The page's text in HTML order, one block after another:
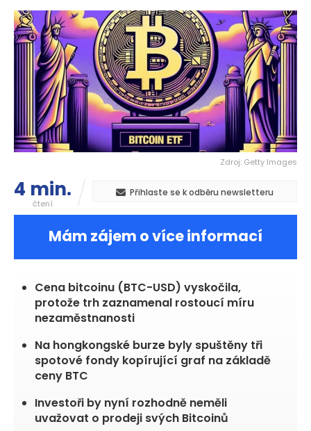
Zdroj: Getty Images
4 min.
čtení
Přihlaste se k odběru newsletteru
Mám zájem o více informací
Cena bitcoinu (BTC-USD) vyskočila,
protože trh zaznamenal rostoucí míru
nezaměstnanosti
Na hongkongské burze byly spuštěny tři
spotové fondy kopírující graf na základě
ceny BTC
Investoři by nyní rozhodně neměli
uvažovat o prodeji svých Bitcoinů